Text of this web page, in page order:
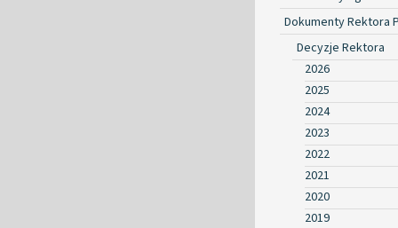
Dokumenty Rektora
Decyzje Rektora
2026
2025
2024
2023
2022
2021
2020
2019